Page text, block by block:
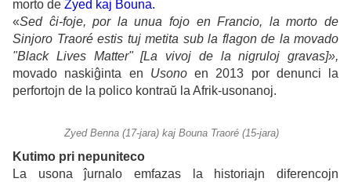
morto de Zyed kaj Bouna.
«Sed ĉi-foje, por la unua fojo en Francio, la morto de
Sinjoro Traoré estis tuj metita sub la flagon de la movado
"Black Lives Matter" [La vivoj de la nigruloj gravas]»,
movado naskiĝinta en Usonoen 2013 por denunci la
perfortojn de la polico kontraŭ la Afrik-usonanoj.
Zyed Benna (17-jara) kaj Bouna Traoré (15-jara)
Kutimo pri nepuniteco
La usona ĵurnalo emfazas la historiajn diferencojn